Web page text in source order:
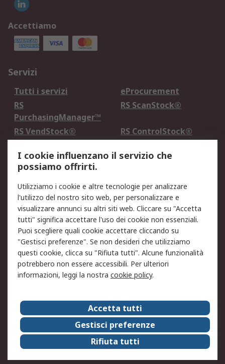
Accettiamo
Servizi
Tutti i servizi
eProcurement
RS
PurchasingManager™
RS ScanStock®
RS VendStock®
RS ControlStock®
Legale
Informativa Cookie
Informativa Privacy -
Aggiornata
Email Security
Termini d'uso
Condizioni di vendita
Condizioni generali di
servizio
Etica e responsabilità
Chi Siamo
Chi Siamo
Contattaci
Supporto
ESG
Carriere
RS Group
Press Centre
Discovery: il Blog di RS
I cookie influenzano il servizio che
possiamo offrirti.
Utilizziamo i cookie e altre tecnologie per analizzare
l'utilizzo del nostro sito web, per personalizzare e
visualizzare annunci su altri siti web. Cliccare su "Accetta
tutti" significa accettare l'uso dei cookie non essenziali.
Puoi scegliere quali cookie accettare cliccando su
"Gestisci preferenze". Se non desideri che utilizziamo
questi cookie, clicca su "Rifiuta tutti". Alcune funzionalità
potrebbero non essere accessibili. Per ulteriori
informazioni, leggi la nostra cookie policy.
Accetta tutti
Gestisci preferenze
Rifiuta tutti